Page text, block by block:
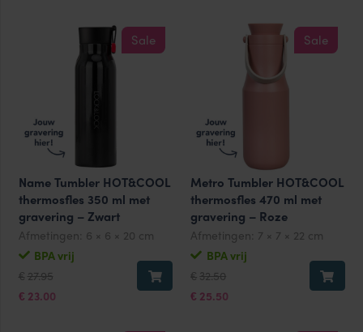
Sale
Name Tumbler HOT&COOL
thermosfles 350 ml met
gravering – Zwart
Afmetingen: 6 × 6 × 20 cm
BPA vrij
€ 27.95
Oorspronkelijke
prijs
was:
€ 23.00
Huidige
prijs
is:
Sale
Metro Tumbler HOT&COOL
thermosfles 470 ml met
gravering – Roze
Afmetingen: 7 × 7 × 22 cm
BPA vrij
€ 32.50
Oorspronkelijke
prijs
was:
€ 25.50
Huidige
prijs
is: